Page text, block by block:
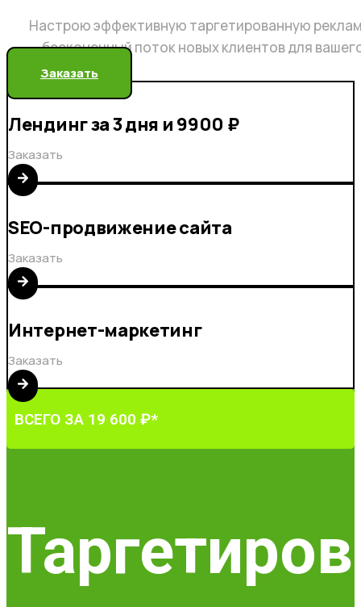
Настрою эффективную таргетированную
бесконечный поток новых клиентов для
Заказать
Лендинг за 3 дня и 9900 ₽
Заказать
SEO-продвижение сайта
Заказать
Интернет-маркетинг
Заказать
ВСЕГО ЗА 19 600 ₽*